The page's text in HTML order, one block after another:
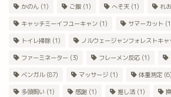
かのん (1) ご飯 (1) へそ天 (1) れ
キャッチミーイフユーキャン (1) サマーカット
トイレ掃除 (1) ノルウェージャンフォレストキャ
ファーミネーター (3) フレーメン反応 (1)
ベンガル(87) マッサージ (1) 体重測定 (6)
多頭飼い (1) 感謝 (1) 推し活 (1)